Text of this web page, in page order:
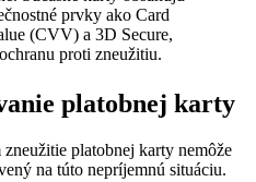
prvky ako Card
(CVV) a 3D Secure,
proti zneužitiu.
platobnej karty
platobnej karty nemôže
na túto nepríjemnú situáciu.